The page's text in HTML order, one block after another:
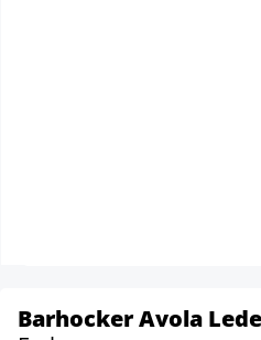
Barhocker Avola